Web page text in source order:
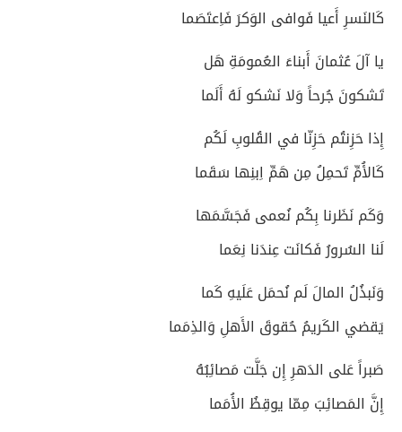
كَالنَسرِ أَعيا فَوافى الوَكرَ فَاِعتَصَما
يا آلَ عُثمانَ أَبناءَ العُمومَةِ هَل
تَشكونَ جُرحاً وَلا نَشكو لَهُ أَلَما
إِذا حَزِنتُم حَزِنّا في القُلوبِ لَكُم
كَالأُمِّ تَحمِلُ مِن هَمِّ اِبنِها سَقَما
وَكَم نَظَرنا بِكُم نُعمى فَجَسَّمَها
لَنا السُرورُ فَكانَت عِندَنا نِعَما
وَنَبذُلُ المالَ لَم نُحمَل عَلَيهِ كَما
يَقضي الكَريمُ حُقوقَ الأَهلِ وَالذِمَما
صَبراً عَلى الدَهرِ إِن جَلَّت مَصائِبُهُ
إِنَّ المَصائِبَ مِمّا يوقِظُ الأُمَما